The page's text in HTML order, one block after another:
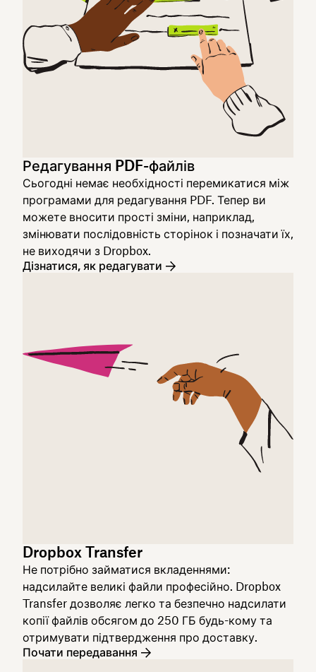
Редагування PDF-файлів
Сьогодні немає необхідності перемикатися між
програмами для редагування PDF. Тепер ви
можете вносити прості зміни, наприклад,
змінювати послідовність сторінок і позначати їх,
не виходячи з Dropbox.
Дізнатися, як редагувати
Dropbox Transfer
Не потрібно займатися вкладеннями:
надсилайте великі файли професійно. Dropbox
Transfer дозволяє легко та безпечно надсилати
копії файлів обсягом до 250 ГБ будь-кому та
отримувати підтвердження про доставку.
Почати передавання